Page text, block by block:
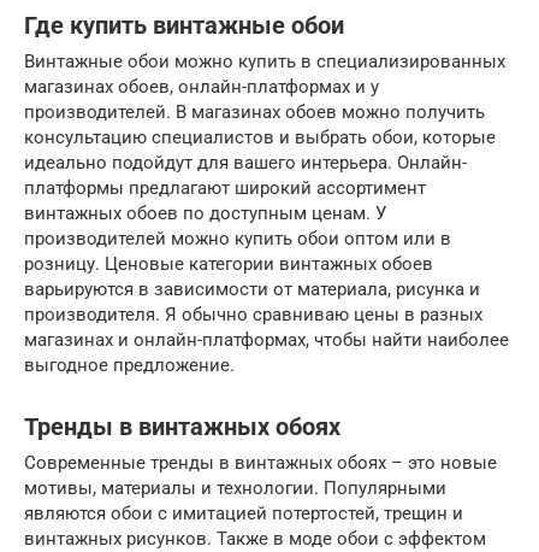
Где купить винтажные обои
Винтажные обои можно купить в специализированных
магазинах обоев, онлайн-платформах и у
производителей. В магазинах обоев можно получить
консультацию специалистов и выбрать обои, которые
идеально подойдут для вашего интерьера. Онлайн-
платформы предлагают широкий ассортимент
винтажных обоев по доступным ценам. У
производителей можно купить обои оптом или в
розницу. Ценовые категории винтажных обоев
варьируются в зависимости от материала, рисунка и
производителя. Я обычно сравниваю цены в разных
магазинах и онлайн-платформах, чтобы найти наиболее
выгодное предложение.
Тренды в винтажных обоях
Современные тренды в винтажных обоях – это новые
мотивы, материалы и технологии. Популярными
являются обои с имитацией потертостей, трещин и
винтажных рисунков. Также в моде обои с эффектом